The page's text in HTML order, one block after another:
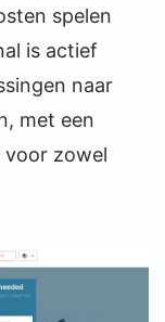
spelen
is actief
naar
met een
voor zowel